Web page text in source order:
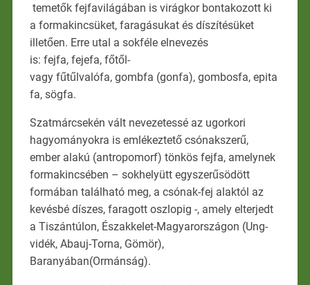
temetők fejfavilágában is virágkor bontakozott ki
a formakincsüket, faragásukat és díszítésüket
illetően. Erre utal a sokféle elnevezés
is: fejfa, fejefa, főtől-
vagy fűtűlvalófa, gombfa (gonfa), gombosfa, epita
fa, sögfa.
Szatmárcsekén vált nevezetessé az ugorkori
hagyományokra is emlékeztető csónakszerű,
ember alakú (antropomorf) tönkös fejfa, amelynek
formakincsében – sokhelyütt egyszerűsödött
formában található meg, a csónak-fej alaktól az
kevésbé díszes, faragott oszlopig -, amely elterjedt
a Tiszántúlon, Északkelet-Magyarországon (Ung-
vidék, Abauj-Torna, Gömör),
Baranyában(Ormánság).